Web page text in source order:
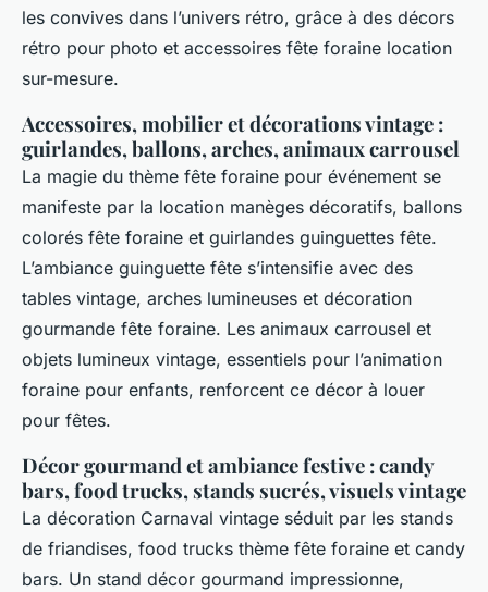
les convives dans l’univers rétro, grâce à des décors
rétro pour photo et accessoires fête foraine location
sur-mesure.
Accessoires, mobilier et décorations vintage :
guirlandes, ballons, arches, animaux carrousel
La magie du thème fête foraine pour événement se
manifeste par la location manèges décoratifs, ballons
colorés fête foraine et guirlandes guinguettes fête.
L’ambiance guinguette fête s’intensifie avec des
tables vintage, arches lumineuses et décoration
gourmande fête foraine. Les animaux carrousel et
objets lumineux vintage, essentiels pour l’animation
foraine pour enfants, renforcent ce décor à louer
pour fêtes.
Décor gourmand et ambiance festive : candy
bars, food trucks, stands sucrés, visuels vintage
La décoration Carnaval vintage séduit par les stands
de friandises, food trucks thème fête foraine et candy
bars. Un stand décor gourmand impressionne,